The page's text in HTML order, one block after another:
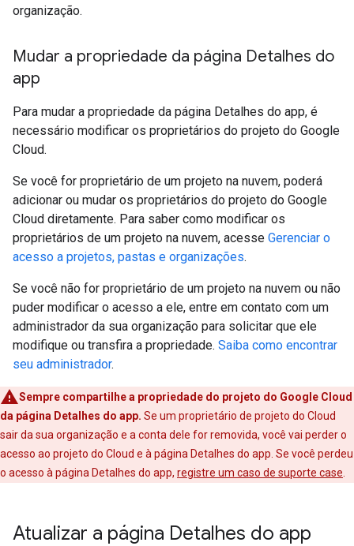
organização.
Mudar a propriedade da página Detalhes do
app
Para mudar a propriedade da página Detalhes do app, é
necessário modificar os proprietários do projeto do Google
Cloud.
Se você for proprietário de um projeto na nuvem, poderá
adicionar ou mudar os proprietários do projeto do Google
Cloud diretamente. Para saber como modificar os
proprietários de um projeto na nuvem, acesse Gerenciar o
acesso a projetos, pastas e organizações.
Se você não for proprietário de um projeto na nuvem ou não
puder modificar o acesso a ele, entre em contato com um
administrador da sua organização para solicitar que ele
modifique ou transfira a propriedade. Saiba como encontrar
seu administrador.
Sempre compartilhe a propriedade do projeto do Google Cloud
da página Detalhes do app. Se um proprietário de projeto do Cloud
sair da sua organização e a conta dele for removida, você vai perder o
acesso ao projeto do Cloud e à página Detalhes do app. Se você perdeu
o acesso à página Detalhes do app, registre um caso de suporte case
Atualizar a página Detalhes do app